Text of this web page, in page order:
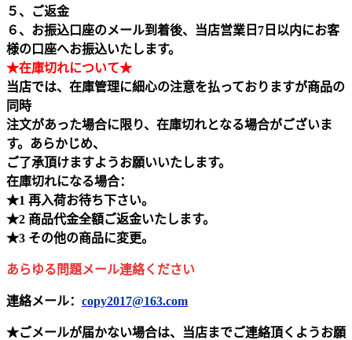
５、ご返金
６、お振込口座のメール到着後、当店営業日7日以内にお客
様の口座へお振込いたします。
★在庫切れについて★
当店では、在庫管理に細心の注意を払っておりますが商品の
同時
注文があった場合に限り、在庫切れとなる場合がございま
す。あらかじめ、
ご了承頂けますようお願いいたします。
在庫切れになる場合：
★1 再入荷お待ち下さい。
★2 商品代金全額ご返金いたします。
★3 その他の商品に変更。
あらゆる問題メール連絡ください
連絡メール： copy2017@163.com
★ごメールが届かない場合は、当店までご連絡頂くようお願